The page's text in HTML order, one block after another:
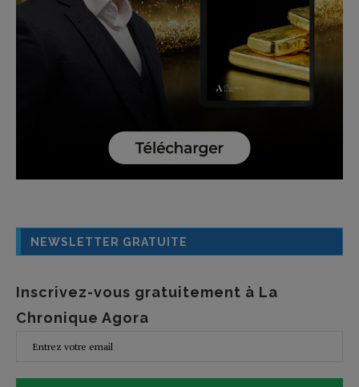
NEWSLETTER GRATUITE
Inscrivez-vous gratuitement à La
Chronique Agora